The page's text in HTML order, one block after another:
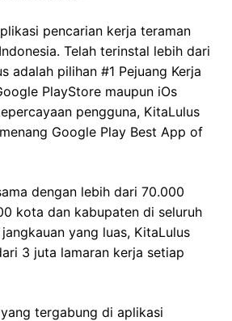
pencarian kerja teraman
Telah terinstal lebih dari
adalah pilihan #1 Pejuang Kerja
PlayStore maupun iOs
pengguna, KitaLulus
Google Play Best App of
dengan lebih dari 70.000
kota dan kabupaten di seluruh
yang luas, KitaLulus
3 juta lamaran kerja setiap
tergabung di aplikasi